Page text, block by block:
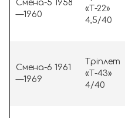
Смена-5 1958
—1960
«Т-22»
4,5/40
Смена-6 1961
—1969
Тріплет
«Т-43»
4/40